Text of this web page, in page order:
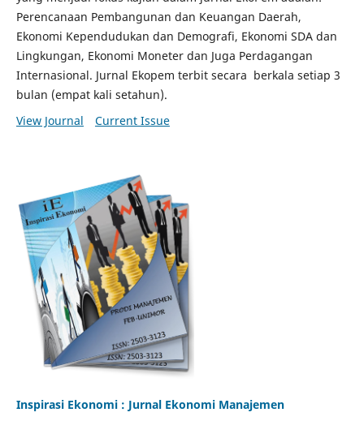
Perencanaan Pembangunan dan Keuangan Daerah,
Ekonomi Kependudukan dan Demografi, Ekonomi SDA dan
Lingkungan, Ekonomi Moneter dan Juga Perdagangan
Internasional. Jurnal Ekopem terbit secara berkala setiap 3
bulan (empat kali setahun).
View Journal
Current Issue
Inspirasi Ekonomi : Jurnal Ekonomi Manajemen